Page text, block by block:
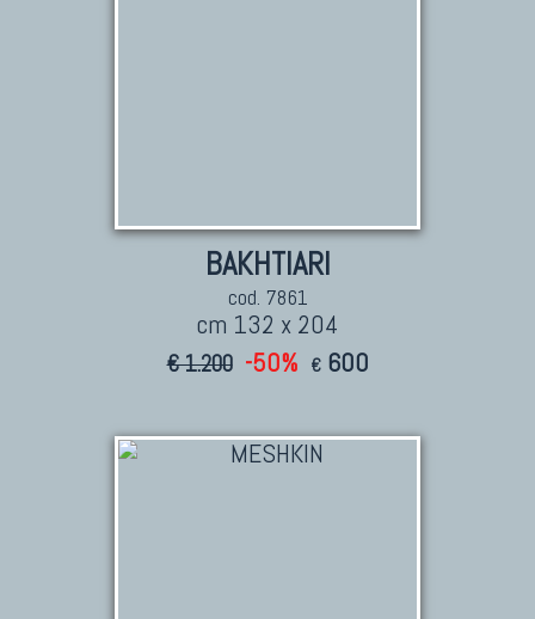
BAKHTIARI
cod. 7861
cm 132 x 204
€ 1.200 -50% € 600